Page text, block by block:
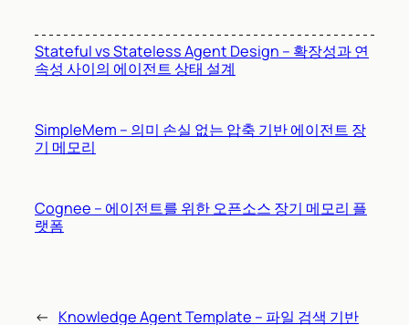
Stateful vs Stateless Agent Design – 확장성과 연
속성 사이의 에이전트 상태 설계
SimpleMem – 의미 손실 없는 압축 기반 에이전트 장
기 메모리
Cognee – 에이전트를 위한 오픈소스 장기 메모리 플
랫폼
← Knowledge Agent Template – 파일 검색 기반